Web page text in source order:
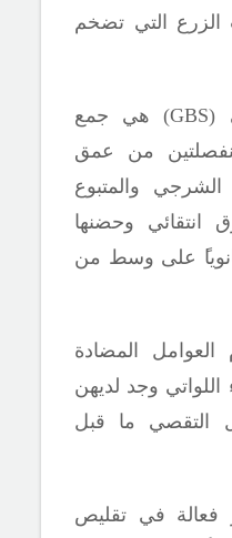
الزرع التي تضخم
(
GBS) هي جمع
من عمق
الشرجي والمتبوع
وحضنها
على وسط من
المضادة
اللواتي وجد لديهن
التقصي ما قبل
فعالة في تقليص